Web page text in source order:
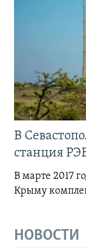
В
станция
В марте 2017
Крыму
НОВОСТИ